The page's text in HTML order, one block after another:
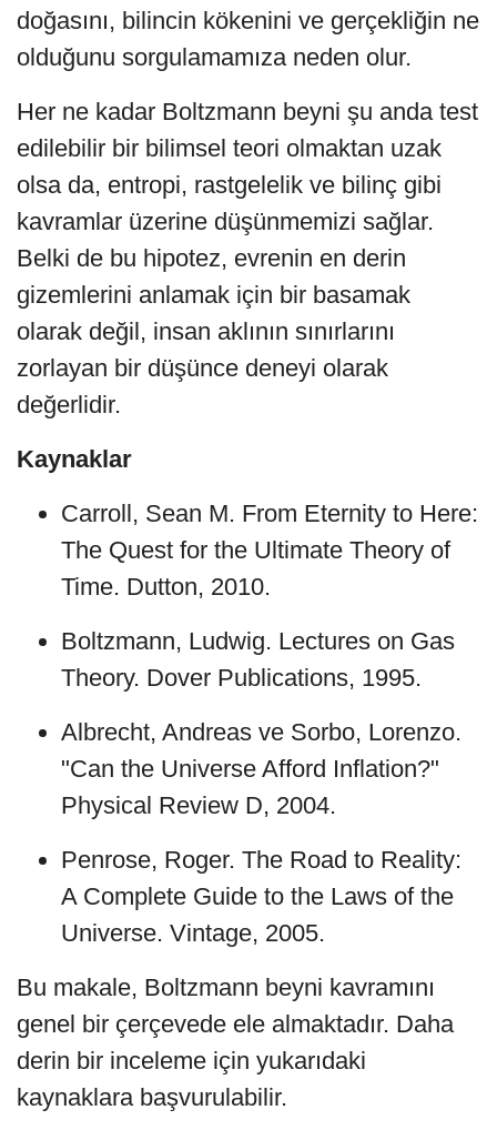
doğasını, bilincin kökenini ve gerçekliğin ne
olduğunu sorgulamamıza neden olur.
Her ne kadar Boltzmann beyni şu anda test
edilebilir bir bilimsel teori olmaktan uzak
olsa da, entropi, rastgelelik ve bilinç gibi
kavramlar üzerine düşünmemizi sağlar.
Belki de bu hipotez, evrenin en derin
gizemlerini anlamak için bir basamak
olarak değil, insan aklının sınırlarını
zorlayan bir düşünce deneyi olarak
değerlidir.
Kaynaklar
Carroll, Sean M. From Eternity to Here:
The Quest for the Ultimate Theory of
Time. Dutton, 2010.
Boltzmann, Ludwig. Lectures on Gas
Theory. Dover Publications, 1995.
Albrecht, Andreas ve Sorbo, Lorenzo.
"Can the Universe Afford Inflation?"
Physical Review D, 2004.
Penrose, Roger. The Road to Reality:
A Complete Guide to the Laws of the
Universe. Vintage, 2005.
Bu makale, Boltzmann beyni kavramını
genel bir çerçevede ele almaktadır. Daha
derin bir inceleme için yukarıdaki
kaynaklara başvurulabilir.